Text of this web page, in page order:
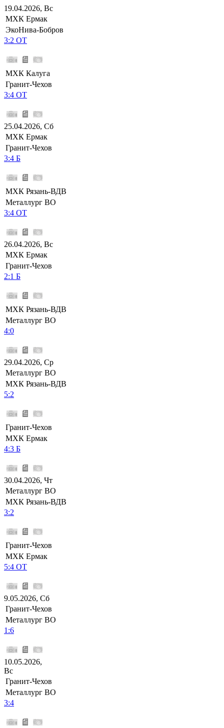
19.04.2026, Вс
МХК Ермак
ЭкоНива-Бобров
3:2 ОТ
МХК Калуга
Гранит-Чехов
3:4 ОТ
25.04.2026, Сб
МХК Ермак
Гранит-Чехов
3:4 Б
МХК Рязань-ВДВ
Металлург ВО
3:4 ОТ
26.04.2026, Вс
МХК Ермак
Гранит-Чехов
2:1 Б
МХК Рязань-ВДВ
Металлург ВО
4:0
29.04.2026, Ср
Металлург ВО
МХК Рязань-ВДВ
5:2
Гранит-Чехов
МХК Ермак
4:3 Б
30.04.2026, Чт
Металлург ВО
МХК Рязань-ВДВ
3:2
Гранит-Чехов
МХК Ермак
5:4 ОТ
9.05.2026, Сб
Гранит-Чехов
Металлург ВО
1:6
10.05.2026,
Вс
Гранит-Чехов
Металлург ВО
3:4